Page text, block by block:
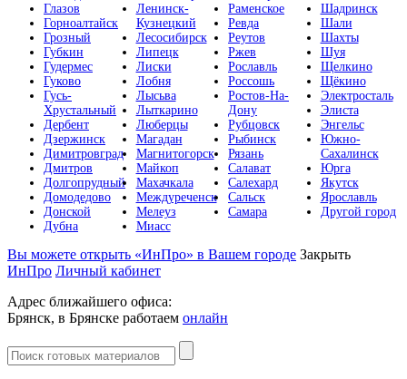
Глазов
Горноалтайск
Грозный
Губкин
Гудермес
Гуково
Гусь-
Хрустальный
Дербент
Дзержинск
Димитровград
Дмитров
Долгопрудный
Домодедово
Донской
Дубна
Ленинск-
Кузнецкий
Лесосибирск
Липецк
Лиски
Лобня
Лысьва
Лыткарино
Люберцы
Магадан
Магнитогорск
Майкоп
Махачкала
Междуреченск
Мелеуз
Миасс
Раменское
Ревда
Реутов
Ржев
Рославль
Россошь
Ростов-На-
Дону
Рубцовск
Рыбинск
Рязань
Салават
Салехард
Сальск
Самара
Шадринск
Шали
Шахты
Шуя
Щелкино
Щёкино
Электросталь
Элиста
Энгельс
Южно-
Сахалинск
Юрга
Якутск
Ярославль
Другой город
Вы можете открыть «ИнПро» в Вашем городе Закрыть
ИнПро Личный кабинет
Адрес ближайшего офиса:
Брянск, в Брянске работаем онлайн